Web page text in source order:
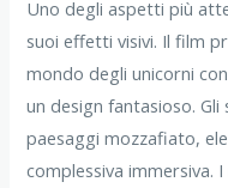
Uno degli aspetti più
suoi effetti visivi. Il film
mondo degli unicorni
un design fantasioso.
paesaggi mozzafiato,
complessiva immersiva.